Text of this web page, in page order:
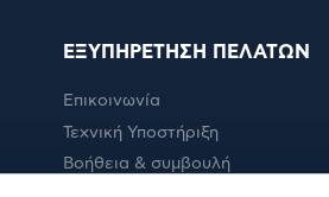
ΕΞΥΠΗΡΕΤΗΣΗ ΠΕΛΑΤΩΝ
Επικοινωνία
Τεχνική Υποστήριξη
Βοήθεια & συμβουλή